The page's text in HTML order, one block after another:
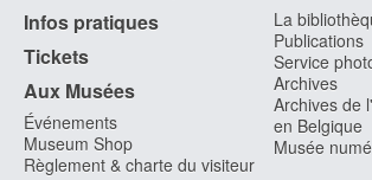
Infos pratiques
Tickets
Aux Musées
Événements
Museum Shop
Règlement & charte du visiteur
La
Publications
Service
Archives
Archives de
en Belgique
Musée